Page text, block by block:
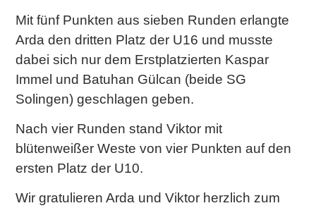
Mit fünf Punkten aus sieben Runden erlangte
Arda den dritten Platz der U16 und musste
dabei sich nur dem Erstplatzierten Kaspar
Immel und Batuhan Gülcan (beide SG
Solingen) geschlagen geben.
Nach vier Runden stand Viktor mit
blütenweißer Weste von vier Punkten auf den
ersten Platz der U10.
Wir gratulieren Arda und Viktor herzlich zum